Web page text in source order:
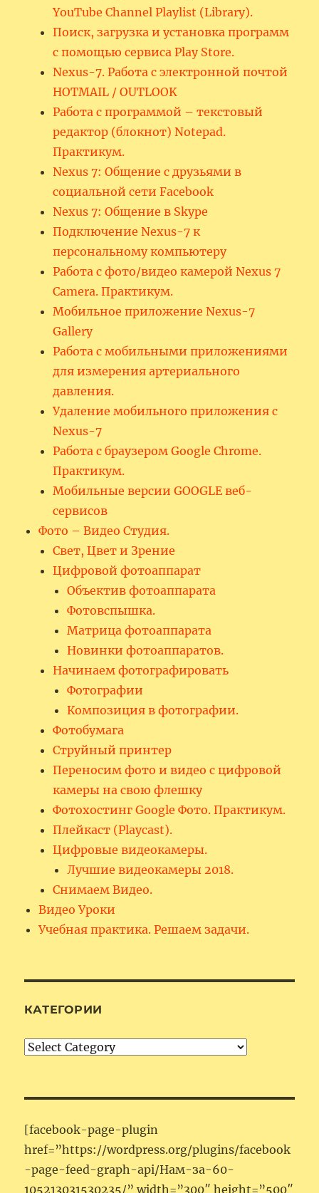
YouTube Channel Playlist (Library).
Поиск, загрузка и установка программ
с помощью сервиса Play Store.
Nexus-7. Работа с электронной почтой
HOTMAIL / OUTLOOK
Работа с программой – текстовый
редактор (блокнот) Notepad.
Практикум.
Nexus 7: Общение с друзьями в
социальной сети Facebook
Nexus 7: Общение в Skype
Подключение Nexus-7 к
персональному компьютеру
Работа с фото/видео камерой Nexus 7
Camera. Практикум.
Мобильное приложение Nexus-7
Gallery
Работа с мобильными приложениями
для измерения артериального
давления.
Удаление мобильного приложения с
Nexus-7
Работа с браузером Google Chrome.
Практикум.
Мобильные версии GOOGLE веб-
сервисов
Фото – Видео Студия.
Свет, Цвет и Зрение
Цифровой фотоаппарат
Объектив фотоаппарата
Фотовспышка.
Матрица фотоаппарата
Новинки фотоаппаратов.
Начинаем фотографировать
Фотографии
Композиция в фотографии.
Фотобумага
Струйный принтер
Переносим фото и видео с цифровой
камеры на свою флешку
Фотохостинг Google Фото. Практикум.
Плейкаст (Playcast).
Цифровые видеокамеры.
Лучшие видеокамеры 2018.
Снимаем Видео.
Видео Уроки
Учебная практика. Решаем задачи.
КАТЕГОРИИ
Категории
[facebook-page-plugin
href=”https://wordpress.org/plugins/facebook
-page-feed-graph-api/Нам-за-60-
105213031530235/” width=”300″ height=”500″